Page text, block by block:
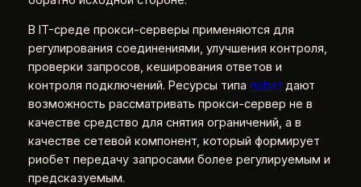
В IT-среде прокси-серверы применяются для
регулирования соединениями, улучшения контроля,
проверки запросов, кеширования ответов и
контроля подключений. Ресурсы типа riobetдают
возможность рассматривать прокси-сервер не в
качестве средство для снятия ограничений, а в
качестве сетевой компонент, который формирует
риобет передачу запросами более регулируемым и
предсказуемым.